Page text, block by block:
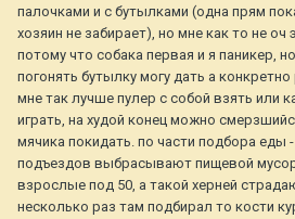
палочками и с бутылками (одна прям
хозяин не забирает), но мне как то не оч
потому что собака первая и я паникер,
погонять бутылку могу дать а
мне так лучше пулер с собой взять или
играть, на худой конец можно
мячика покидать. по части подбора еды
подъездов выбрасывают пищевой
взрослые под 50, а такой херней
несколько раз там подбирал то кости